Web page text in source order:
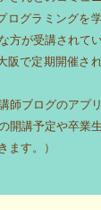
ログラミングを
方が受講されて
阪で定期開催さ
師ブログのアプ
開講予定や卒業
ます。）